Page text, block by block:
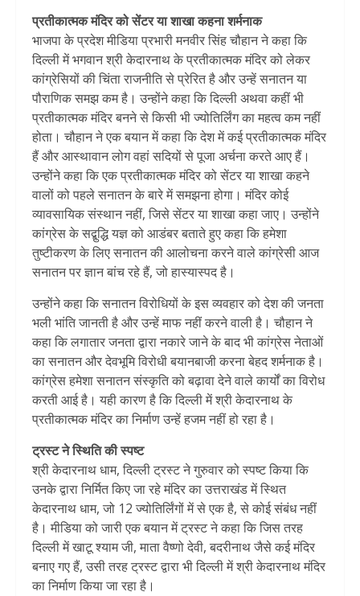
प्रतीकात्मक मंदिर को सेंटर या शाखा कहना शर्मनाक
भाजपा के प्रदेश मीडिया प्रभारी मनवीर सिंह चौहान ने कहा कि
दिल्ली में भगवान श्री केदारनाथ के प्रतीकात्मक मंदिर को लेकर
कांग्रेसियों की चिंता राजनीति से प्रेरित है और उन्हें सनातन या
पौराणिक समझ कम है। उन्होंने कहा कि दिल्ली अथवा कहीं भी
प्रतीकात्मक मंदिर बनने से किसी भी ज्योतिर्लिंग का महत्व कम नहीं
होता। चौहान ने एक बयान में कहा कि देश में कई प्रतीकात्मक मंदिर
हैं और आस्थावान लोग वहां सदियों से पूजा अर्चना करते आए हैं।
उन्होंने कहा कि एक प्रतीकात्मक मंदिर को सेंटर या शाखा कहने
वालों को पहले सनातन के बारे में समझना होगा। मंदिर कोई
व्यावसायिक संस्थान नहीं, जिसे सेंटर या शाखा कहा जाए। उन्होंने
कांग्रेस के सद्बुद्धि यज्ञ को आडंबर बताते हुए कहा कि हमेशा
तुष्टीकरण के लिए सनातन की आलोचना करने वाले कांग्रेसी आज
सनातन पर ज्ञान बांच रहे हैं, जो हास्यास्पद है।
उन्होंने कहा कि सनातन विरोधियों के इस व्यवहार को देश की जनता
भली भांति जानती है और उन्हें माफ नहीं करने वाली है। चौहान ने
कहा कि लगातार जनता द्वारा नकारे जाने के बाद भी कांग्रेस नेताओं
का सनातन और देवभूमि विरोधी बयानबाजी करना बेहद शर्मनाक है।
कांग्रेस हमेशा सनातन संस्कृति को बढ़ावा देने वाले कार्यों का विरोध
करती आई है। यही कारण है कि दिल्ली में श्री केदारनाथ के
प्रतीकात्मक मंदिर का निर्माण उन्हें हजम नहीं हो रहा है।
ट्रस्ट ने स्थिति की स्पष्ट
श्री केदारनाथ धाम, दिल्ली ट्रस्ट ने गुरुवार को स्पष्ट किया कि
उनके द्वारा निर्मित किए जा रहे मंदिर का उत्तराखंड में स्थित
केदारनाथ धाम, जो 12 ज्योतिर्लिंगों में से एक है, से कोई संबंध नहीं
है। मीडिया को जारी एक बयान में ट्रस्ट ने कहा कि जिस तरह
दिल्ली में खाटू श्याम जी, माता वैष्णो देवी, बदरीनाथ जैसे कई मंदिर
बनाए गए हैं, उसी तरह ट्रस्ट द्वारा भी दिल्ली में श्री केदारनाथ मंदिर
का निर्माण किया जा रहा है।